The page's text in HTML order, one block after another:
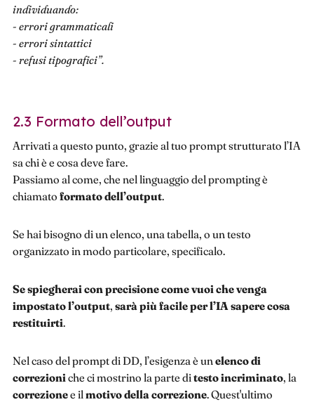
individuando:
- errori grammaticali
- errori sintattici
- refusi tipografici”.
2.3 Formato dell’output
Arrivati a questo punto, grazie al tuo prompt strutturato l’IA
sa chi è e cosa deve fare.
Passiamo al come, che nel linguaggio del prompting è
chiamato formato dell’output.
Se hai bisogno di un elenco, una tabella, o un testo
organizzato in modo particolare, specificalo.
Se spiegherai con precisione come vuoi che venga
impostato l’output, sarà più facile per l’IA sapere cosa
restituirti.
Nel caso del prompt di DD, l’esigenza è un elenco di
correzioni che ci mostrino la parte ditesto incriminato, la
correzionee il motivo della correzione. Quest'ultimo